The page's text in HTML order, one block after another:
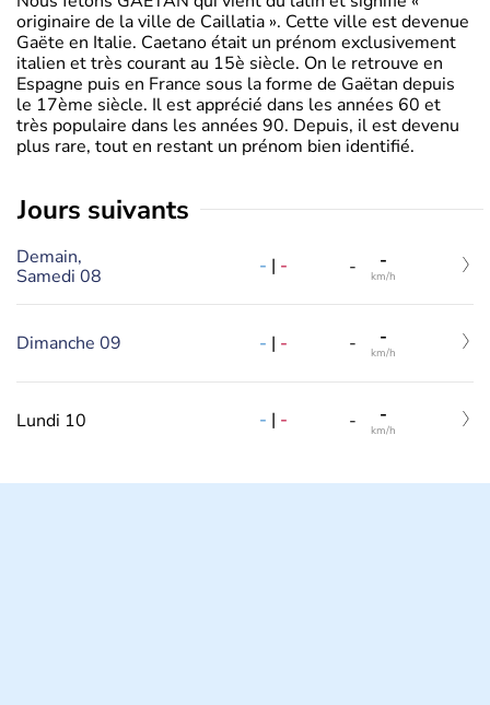
originaire de la ville de Caillatia ». Cette ville est devenue
Gaëte en Italie. Caetano était un prénom exclusivement
italien et très courant au 15è siècle. On le retrouve en
Espagne puis en France sous la forme de Gaëtan depuis
le 17ème siècle. Il est apprécié dans les années 60 et
très populaire dans les années 90. Depuis, il est devenu
plus rare, tout en restant un prénom bien identifié.
jours suivants
Demain,
Samedi 08
- | - - -
km/h
Dimanche 09 - | - - -
km/h
Lundi 10 - | - - -
km/h